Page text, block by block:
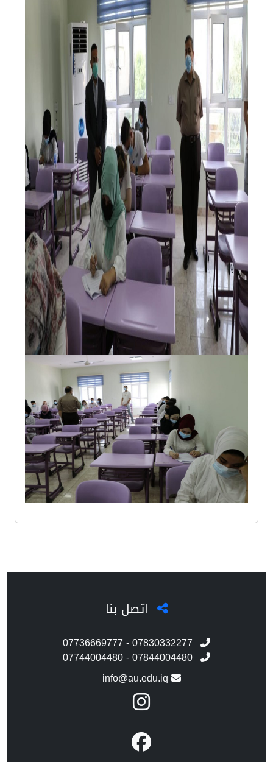
اتصل بنا
07736669777 - 07830332277
07744004480 - 07844004480
info@au.edu.iq